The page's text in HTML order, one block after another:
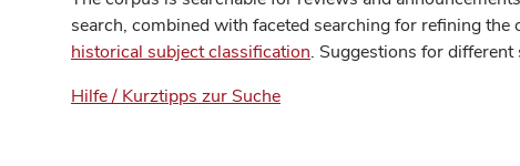
search, combined with faceted searching for refining
historical subject classification. Suggestions for different
Hilfe / Kurztipps zur Suche